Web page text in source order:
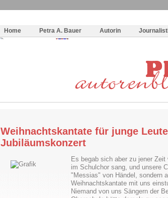
Home
Petra A. Bauer Autorin
Weihnachtskantate für junge
Jubiläumskonzert
Es begab sich aber zu jener
im Schulchor sang, und unsere
"Messias" von Händel, sondern
Weihnachtskantate mit uns
Niemand von uns Sängern der